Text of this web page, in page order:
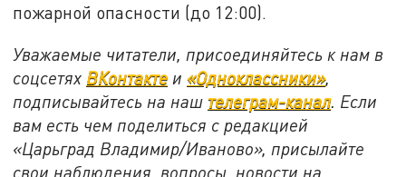
пожарной опасности (до 12:00).
Уважаемые читатели, присоединяйтесь к нам в
соцсетях ВКонтакте и«Одноклассники»,
подписывайтесь на наш телеграм-канал. Если
вам есть чем поделиться с редакцией
«Царьград Владимир/Иваново», присылайте
свои наблюдения, вопросы, новости на